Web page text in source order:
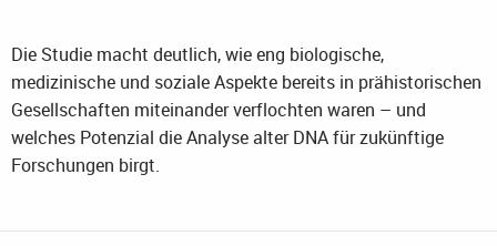
Die Studie macht deutlich, wie eng biologische,
medizinische und soziale Aspekte bereits in prähistorischen
Gesellschaften miteinander verflochten waren – und
welches Potenzial die Analyse alter DNA für zukünftige
Forschungen birgt.